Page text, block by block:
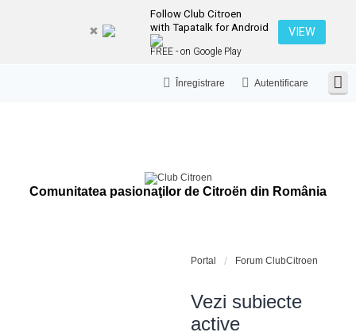
Follow Club Citroen
with Tapatalk for Android
FREE - on Google Play
VIEW
Autentificare
Înregistrare
Comunitatea pasionaţilor de Citroën din România
Portal Forum ClubCitroen
Vezi subiecte
active